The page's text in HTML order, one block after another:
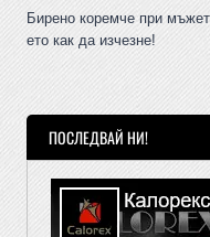
Бирено коремче при
ето как да изчезне!
ПОСЛЕДВАЙ НИ!